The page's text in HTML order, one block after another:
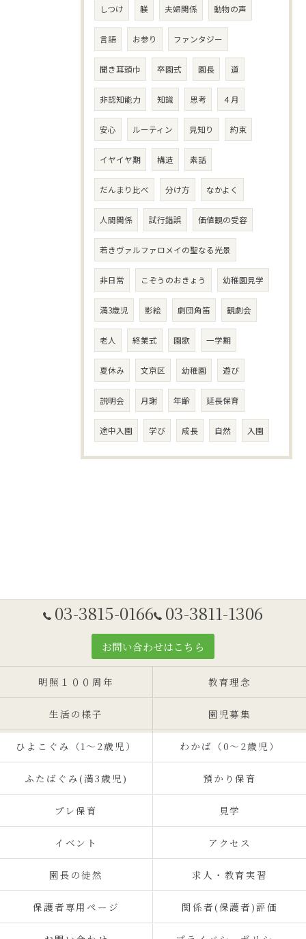
しつけ 躾 夫婦関係 動物の声
言語 お参り ファンタジー
聞き耳頭巾 卒園式 園長 道
非認知能力 知識 思考 ４月
安心 ルーティン 見知り 約束
イヤイヤ期 構造 素話
だんまり比べ 分け方 なかよく
人間関係 試行錯誤 価値観の受容
若きヴァルファロメイの聖なる光景
非日常 こぞうのおきょう 幼稚園見学
満3歳児 影絵 劇団角笛 観劇会
老人 終業式 園歌 一学期
夏休み 文京区 幼稚園 遊び
説明会 月謝 年齢 延長保育
途中入園 学び 成長 自然 入園
03-3815-0166 03-3811-1306
お問い合わせはこちら
明照１００周年 教育理念
生活の様子 園児募集
ひよこぐみ（1〜2歳児） わかば（0～2歳児）
ふたばぐみ(満3歳児) 預かり保育
プレ保育 見学
イベント アクセス
園長の徒然 求人・教育実習
保護者専用ページ 関係者(保護者)評価